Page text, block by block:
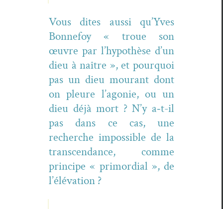
Vous dites aus­si qu’Yves
Bon­nefoy « troue son
œuvre par l’hypothèse d’un
dieu à naître », et pourquoi
pas un dieu mourant dont
on pleure l’agonie, ou un
dieu déjà mort ? N’y a‑t-il
pas dans ce cas, une
recherche impos­si­ble de la
tran­scen­dance, comme
principe « pri­mor­dial », de
l’élévation ?